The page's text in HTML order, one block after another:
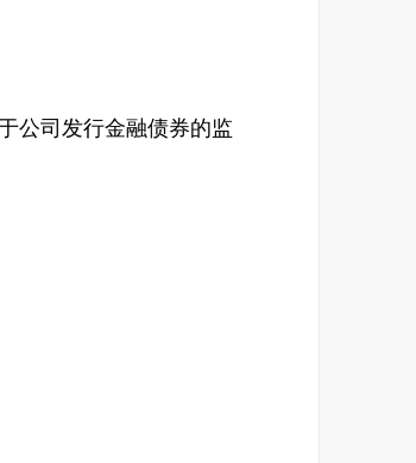
公司发行金融债券的监